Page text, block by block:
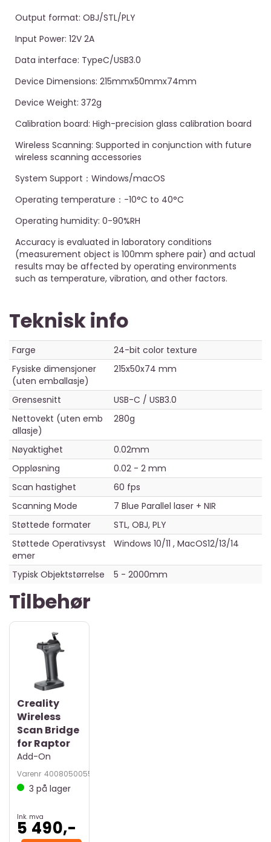
Output format: OBJ/STL/PLY
Input Power: 12V 2A
Data interface: TypeC/USB3.0
Device Dimensions: 215mmx50mmx74mm
Device Weight: 372g
Calibration board: High-precision glass calibration board
Wireless Scanning: Supported in conjunction with future
wireless scanning accessories
System Support：Windows/macOS
Operating temperature：-10°C to 40°C
Operating humidity: 0-90%RH
Accuracy is evaluated in laboratory conditions
(measurement object is 100mm sphere pair) and actual
results may be affected by operating environments
such as temperature, vibration, and other factors.
Teknisk info
Farge
24-bit color texture
Fysiske dimensjoner
(uten emballasje)
215x50x74 mm
Grensesnitt
USB-C / USB3.0
Nettovekt (uten emb
allasje)
280g
Nøyaktighet
0.02mm
Oppløsning
0.02 - 2 mm
Scan hastighet
60 fps
Scanning Mode
7 Blue Parallel laser + NIR
Støttede formater
STL, OBJ, PLY
Støttede Operativsyst
emer
Windows 10/11 , MacOS12/13/14
Typisk Objektstørrelse 5 - 2000mm
Tilbehør
Creality
Wireless
Scan Bridge
for Raptor
Add-On
Varenr 4008050055
3 på lager
Ink. mva
5 490,-